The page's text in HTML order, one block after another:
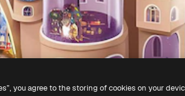
you agree to the storing of cookies on your